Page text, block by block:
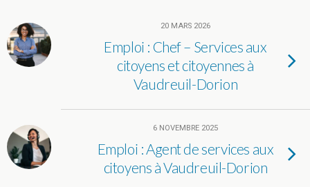
20 MARS 2026
Emploi : Chef – Services aux
citoyens et citoyennes à
Vaudreuil-Dorion
6 NOVEMBRE 2025
Emploi : Agent de services aux
citoyens à Vaudreuil-Dorion